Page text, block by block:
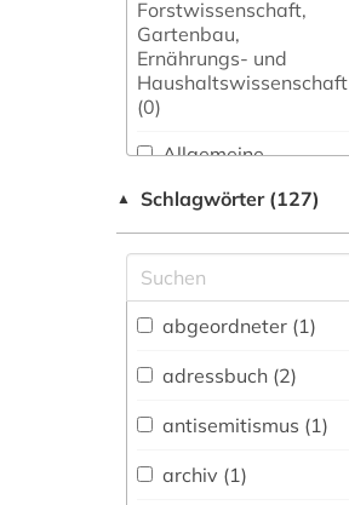
Forstwissenschaft,
Gartenbau,
Ernährungs- und
Haushaltswissenschaft
(0)
Allgemeine
fachübergreifende
Datenbanken (28)
Allgemeine und
vergleichende Sprach-
und
Literaturwissenschaft.
Indogermanistik.
Sprachen und
Literaturen (0)
▲ Schlagwörter (127)
abgeordneter (1)
adressbuch (2)
antisemitismus (1)
archiv (1)